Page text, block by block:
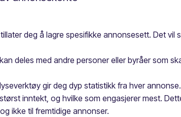
deg å lagre spesifikke annonsesett. Det vil
deles med andre personer eller byråer som
gir deg dyp statistikk fra hver
inntekt, og hvilke som engasjerer mest.
ikke til fremtidige annonser.